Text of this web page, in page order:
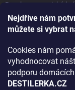
Nejdříve nám
můžete si vybrat
Cookies nám
vyhodnocovat
podporu
DESTILERKA.CZ
Bourbon, americká
Napsali v TÝDNU o
Rozhovor s
Jak vybrat dárek na